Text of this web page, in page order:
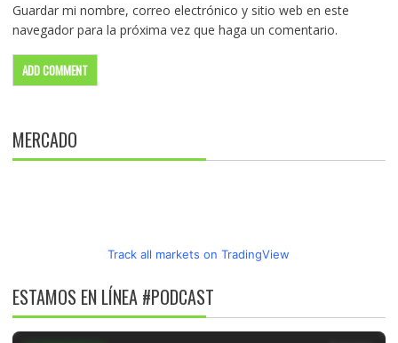
Guardar mi nombre, correo electrónico y sitio web en este
navegador para la próxima vez que haga un comentario.
MERCADO
Track all markets on TradingView
ESTAMOS EN LÍNEA #PODCAST